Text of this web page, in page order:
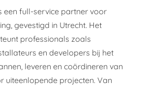
een full-service partner voor
gevestigd in Utrecht. Het
professionals zoals
en developers bij het
leveren en coördineren van
uiteenlopende projecten. Van